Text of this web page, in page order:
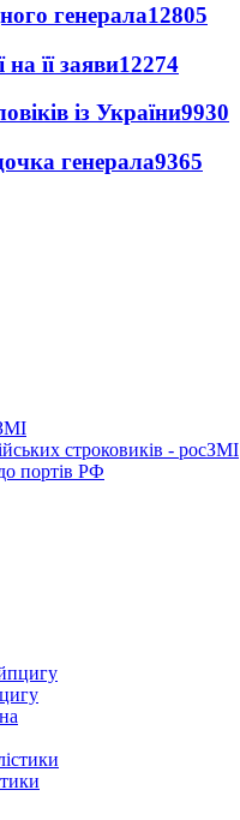
генерала12805
на її заяви12274
із України9930
генерала9365
строковиків - росЗМІ
портів РФ